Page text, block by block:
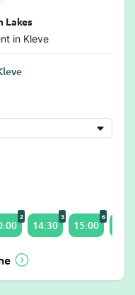
Lakes
in Kleve
2
14:30
3
15:00
6